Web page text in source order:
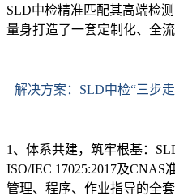
SLD中检精准匹配其高端检
量身打造了一套定制化、全
解决方案：SLD中检“三步
1、体系共建，筑牢根基：
ISO/IEC 17025:2017及
管理、程序、作业指导的全